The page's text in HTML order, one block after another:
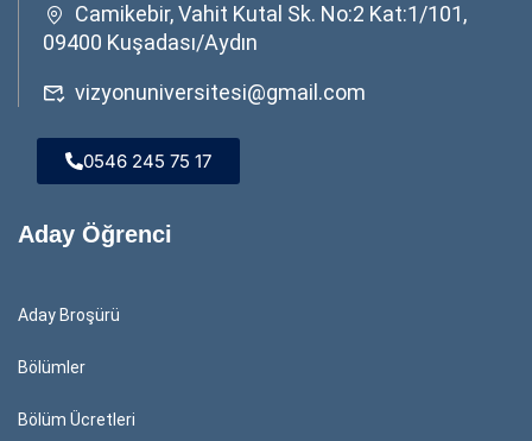
Camikebir, Vahit Kutal Sk. No:2 Kat:1/101,
09400 Kuşadası/Aydın
vizyonuniversitesi@gmail.com
0546 245 75 17
Aday Öğrenci
Aday Broşürü
Bölümler
Bölüm Ücretleri